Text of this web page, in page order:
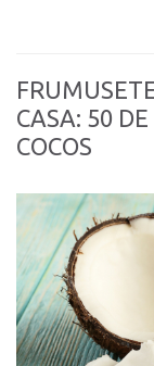
CASA: 50
COCOS